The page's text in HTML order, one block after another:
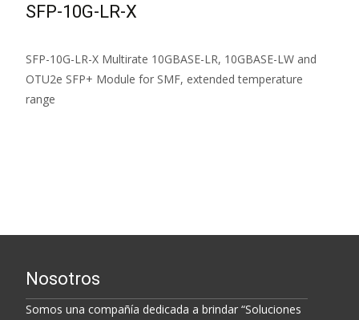
SFP-10G-LR-X
SFP-10G-LR-X Multirate 10GBASE-LR, 10GBASE-LW and
OTU2e SFP+ Module for SMF, extended temperature
range
Nosotros
Somos una compañía dedicada a brindar “Soluciones